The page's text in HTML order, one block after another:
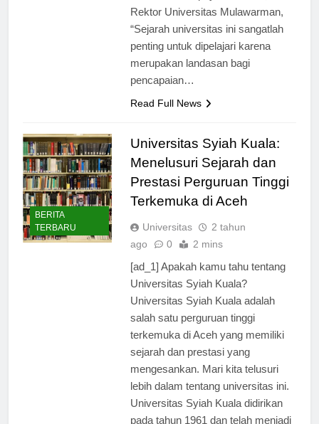
Prof. Dr. H. Supriyadi Rustad,
Rektor Universitas Mulawarman,
“Sejarah universitas ini sangatlah
penting untuk dipelajari karena
merupakan landasan bagi
BERITA
TERBARU
Universitas Syiah Kuala:
Menelusuri Sejarah dan
Prestasi Perguruan Tinggi
Universitas
2 tahun
[ad_1] Apakah kamu tahu tentang
Universitas Syiah Kuala?
Universitas Syiah Kuala adalah
salah satu perguruan tinggi
terkemuka di Aceh yang memiliki
sejarah dan prestasi yang
mengesankan. Mari kita telusuri
lebih dalam tentang universitas ini.
Universitas Syiah Kuala didirikan